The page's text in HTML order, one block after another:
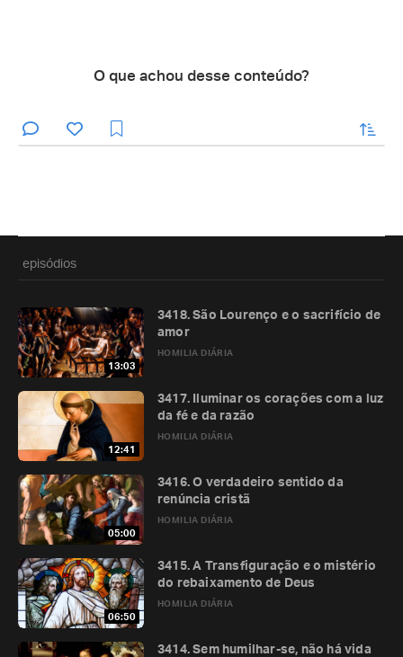
O que achou desse conteúdo?
enviar
episódios
13:03
HOMILIA DIÁRIA
3418. São Lourenço e o sacrifício de
amor
12:41
HOMILIA DIÁRIA
3417. Iluminar os corações com a luz
da fé e da razão
05:00
HOMILIA DIÁRIA
3416. O verdadeiro sentido da
renúncia cristã
06:50
HOMILIA DIÁRIA
3415. A Transfiguração e o mistério
do rebaixamento de Deus
3414. Sem humilhar-se, não há vida